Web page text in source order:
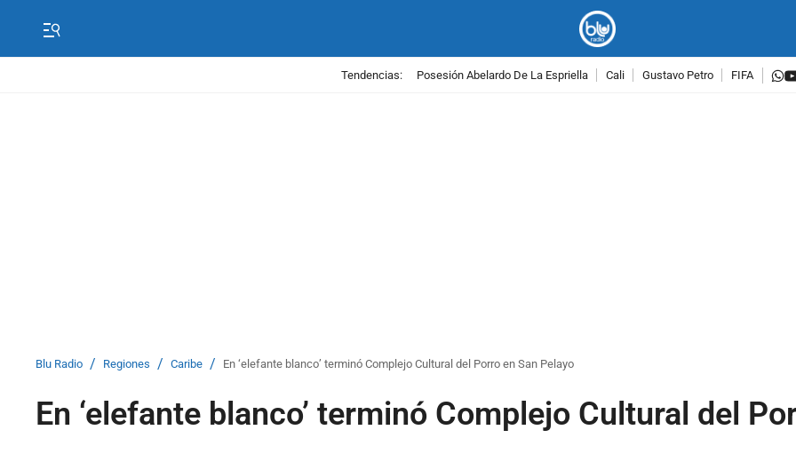
Tendencias: Posesión Abelardo De La Espriella Cali Gustavo Petro FIFA
Blu Radio / Regiones / Caribe / En ‘elefante blanco’ terminó Complejo Cultural del Porro en San Pelayo
En ‘elefante blanco’ terminó Complejo Cultural del